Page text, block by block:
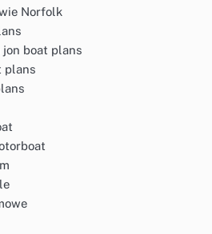
Norfolk
boat plans
plans